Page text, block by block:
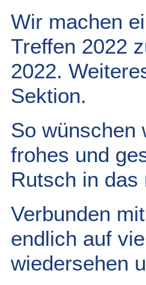
Wir machen
Treffen 2022
2022.
Sektion.
So wünschen
frohes und
Rutsch in das
Verbunden
endlich auf
wiedersehen